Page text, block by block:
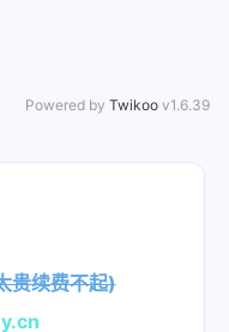
Powered by Twikoo v1.6.39
续费不起)